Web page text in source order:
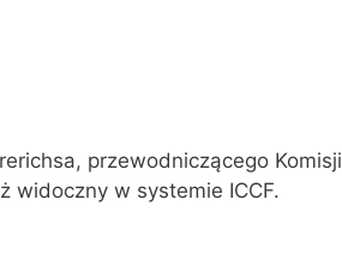
przewodniczącego Komisji
widoczny w systemie ICCF.